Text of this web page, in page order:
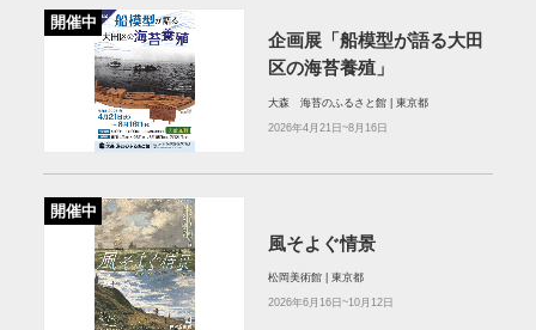
開催中
企画展「船模型が語る大田
区の海苔養殖」
大森 海苔のふるさと館 | 東京都
2026年4月21日~8月16日
開催中
風そよぐ情景
松岡美術館 | 東京都
2026年6月16日~10月12日